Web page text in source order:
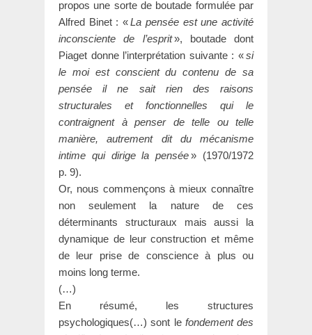
propos une sorte de boutade formulée par
Alfred Binet : «La pensée est une activité
inconsciente de l’esprit», boutade dont
Piaget donne l’interprétation suivante : «si
le moi est conscient du contenu de sa
pensée il ne sait rien des raisons
structurales et fonctionnelles qui le
contraignent à penser de telle ou telle
manière, autrement dit du mécanisme
intime qui dirige la pensée» (1970/1972
p. 9).
Or, nous commençons à mieux connaître
non seulement la nature de ces
déterminants structuraux mais aussi la
dynamique de leur construction et même
de leur prise de conscience à plus ou
moins long terme.
(…)
En résumé, les structures
psychologiques(…) sont le fondement des